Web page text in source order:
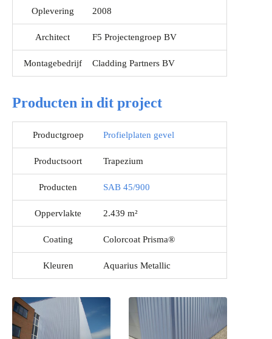
Oplevering 2008
Architect F5 Projectengroep BV
Montagebedrijf Cladding Partners BV
Producten in dit project
Productgroep Profielplaten gevel
Productsoort Trapezium
Producten SAB 45/900
Oppervlakte 2.439 m²
Coating Colorcoat Prisma®
Kleuren Aquarius Metallic